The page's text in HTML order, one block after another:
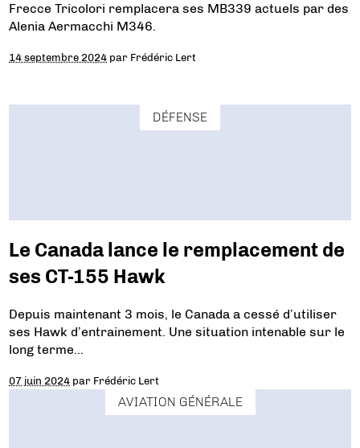
Frecce Tricolori remplacera ses MB339 actuels par des
Alenia Aermacchi M346.
14 septembre 2024 par Frédéric Lert
DÉFENSE
Le Canada lance le remplacement de
ses CT-155 Hawk
Depuis maintenant 3 mois, le Canada a cessé d’utiliser
ses Hawk d’entrainement. Une situation intenable sur le
long terme…
07 juin 2024 par Frédéric Lert
AVIATION GÉNÉRALE